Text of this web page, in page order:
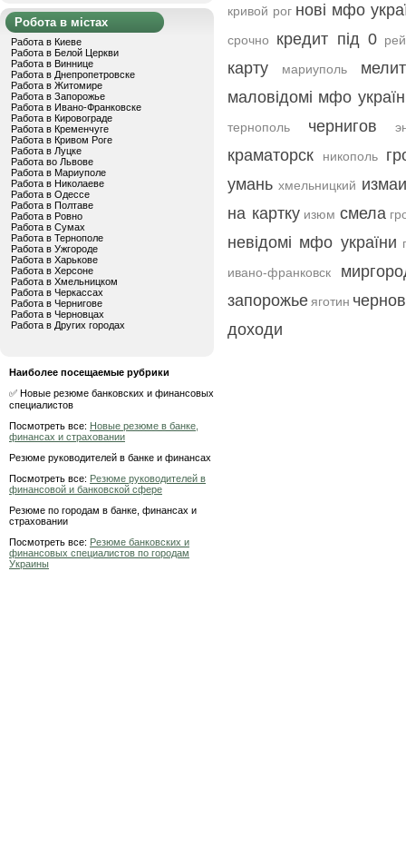
Робота в містах
Работа в Киеве
Работа в Белой Церкви
Работа в Виннице
Работа в Днепропетровске
Работа в Житомире
Работа в Запорожье
Работа в Ивано-Франковске
Работа в Кировограде
Работа в Кременчуге
Работа в Кривом Роге
Работа в Луцке
Работа во Львове
Работа в Мариуполе
Работа в Николаеве
Работа в Одессе
Работа в Полтаве
Работа в Ровно
Работа в Сумах
Работа в Тернополе
Работа в Ужгороде
Работа в Харькове
Работа в Херсоне
Работа в Хмельницком
Работа в Черкассах
Работа в Чернигове
Работа в Черновцах
Работа в Других городах
Наиболее посещаемые рубрики
✅ Новые резюме банковских и финансовых
специалистов
Посмотреть все: Новые резюме в банке,
финансах и страховании
Резюме руководителей в банке и финансах
Посмотреть все: Резюме руководителей в
финансовой и банковской сфере
Резюме по городам в банке, финансах и
страховании
Посмотреть все: Резюме банковских и
финансовых специалистов по городам
Украины
кривой рог нові мфо
срочно кредит під 0
карту мариуполь
маловідомі мфо
тернополь чернигов
краматорск никополь
умань хмельницкий
на картку изюм смела
невідомі мфо україни
ивано-франковск
запорожье яготин
доходи